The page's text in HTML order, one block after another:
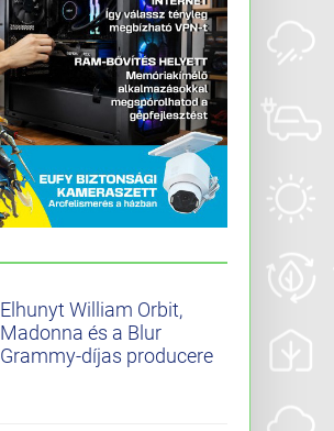
Elhunyt William Orbit,
Madonna és a Blur
Grammy-díjas producere